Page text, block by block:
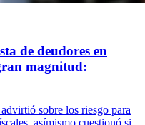
de deudores en
magnitud:
sobre los riesgo para
asímismo cuestionó si